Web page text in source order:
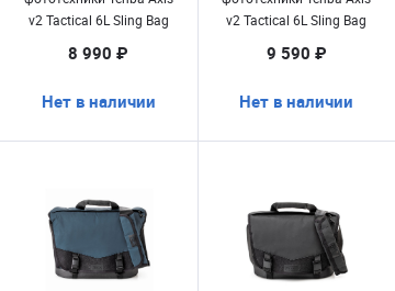
v2 Tactical 6L Sling Bag
8 990 ₽
Нет в наличии
v2 Tactical 6L Sling Bag
9 590 ₽
Нет в наличии